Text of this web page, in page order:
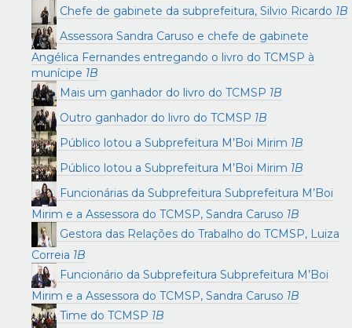
Chefe de gabinete da subprefeitura, Silvio Ricardo 1B
Assessora Sandra Caruso e chefe de gabinete
Angélica Fernandes entregando o livro do TCMSP à
munícipe 1B
Mais um ganhador do livro do TCMSP 1B
Outro ganhador do livro do TCMSP 1B
Público lotou a Subprefeitura M’Boi Mirim 1B
Público lotou a Subprefeitura M’Boi Mirim 1B
Funcionárias da Subprefeitura Subprefeitura M’Boi
Mirim e a Assessora do TCMSP, Sandra Caruso 1B
Gestora das Relações do Trabalho do TCMSP, Luiza
Correia 1B
Funcionário da Subprefeitura Subprefeitura M’Boi
Mirim e a Assessora do TCMSP, Sandra Caruso 1B
Time do TCMSP 1B